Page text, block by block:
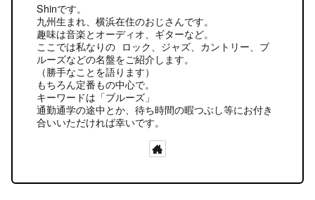
Shinです。
九州生まれ、横浜在住のおじさんです。
趣味は音楽とオーディオ、ギターなど。
ここでは私なりの ロック、ジャズ、カントリー、ブ
ルーズなどの名盤をご紹介します。
（勝手なことを語ります）
もちろん定番もの中心で。
キーワードは「ブルーズ」
通勤通学の途中とか、待ち時間の暇つぶし等にお付き
合いいただければ幸いです。